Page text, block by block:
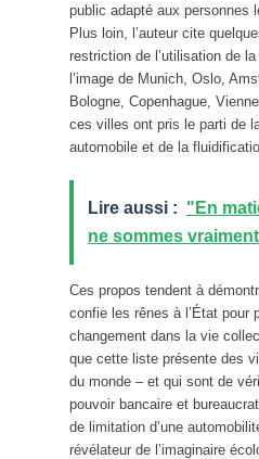
public adapté aux personnes
Plus loin, l’auteur cite
restriction de l’utilisation de
l’image de Munich, Oslo,
Bologne, Copenhague,
ces villes ont pris le parti de
automobile et de la
Lire aussi : "En
ne sommes
Ces propos tendent à
confie les rênes à l’État pour
changement dans la vie
que cette liste présente des
du monde – et qui sont de
pouvoir bancaire et
de limitation d’une
révélateur de l’imaginaire